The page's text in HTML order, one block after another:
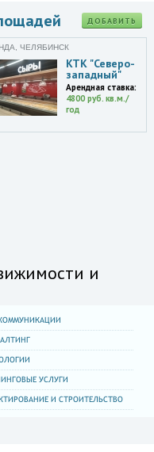
ДОБАВИТЬ
ЧЕЛЯБИНСК
КТК "Северо-
западный"
Арендная ставка:
4800 руб. кв.м./
год
и
УСЛУГИ
И СТРОИТЕЛЬСТВО